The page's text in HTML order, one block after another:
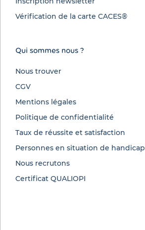
Qui sommes nous ?
Nous trouver
CGV
Mentions légales
Politique de confidentialité
Taux de réussite et satisfaction
Personnes en situation de handicap
Nous recrutons
Certificat QUALIOPI
Vérification de la carte CACES®